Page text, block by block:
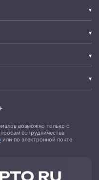
возможно только с
сотрудничества
или по электронной почте